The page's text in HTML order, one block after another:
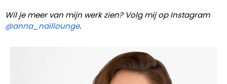
Wil je meer van mijn werk zien? Volg mij op Instagram
@anna_naillounge.